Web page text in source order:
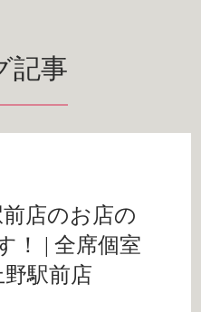
記事
店のお店の
！ | 全席個室
駅前店